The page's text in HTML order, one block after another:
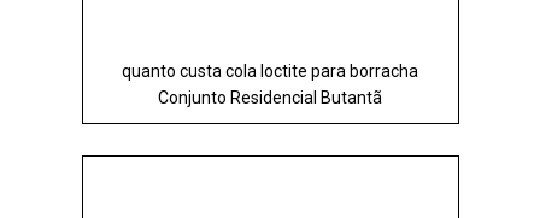
quanto custa cola loctite para borracha
Conjunto Residencial Butantã